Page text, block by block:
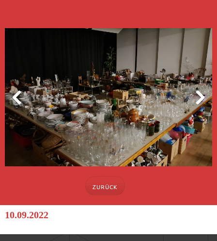
ZURÜCK
10.09.2022